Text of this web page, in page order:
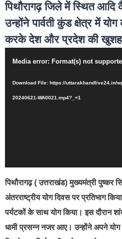
पिथौरागढ़ जिले में स्थित आदि
उन्होंने पार्वती कुंड क्षेत्र में
करके देश और प्रदेश की
Media error: Format(s) not
Download File: https://uttarakhandlive24.in/
20240621-WA0021.mp4?_=1
पिथौरागढ़ ( उत्तराखंड) मुख्यमंत्री
अंतरराष्ट्रीय योग दिवस पर प्रतिभाग
पर्यटकों के साथ योग किया। इस दौरान
धामी प्रसन्न नजर आए। उन्होंने अपने